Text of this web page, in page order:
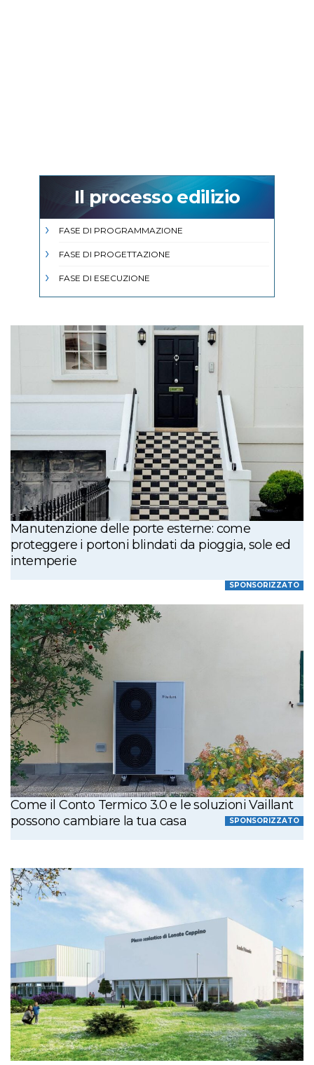
Il processo edilizio
FASE DI PROGRAMMAZIONE
FASE DI PROGETTAZIONE
FASE DI ESECUZIONE
Manutenzione delle porte esterne: come
proteggere i portoni blindati da pioggia, sole ed
intemperie
SPONSORIZZATO
Come il Conto Termico 3.0 e le soluzioni Vaillant
possono cambiare la tua casa
SPONSORIZZATO